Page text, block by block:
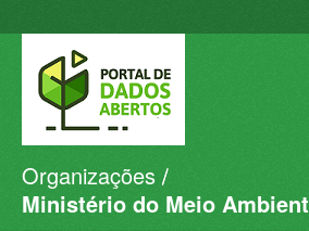
Conjuntos de dados
Organizações
Organizações
Ministério do Meio